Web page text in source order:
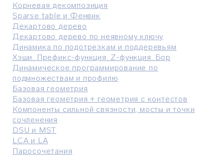
Корневая декомпозиция
Sparse table и Фенвик
Декартово дерево
Декартово дерево по неявному ключу
Динамика по подотрезкам и поддеревьям
Хэши. Префикс-функция. Z-функция. Бор
Динамическое программирование по
подмножествам и профилю
Базовая геометрия
Базовая геометрия + геометрия с контестов
Компоненты сильной связности, мосты и точки
сочленения
DSU и MST
LCA и LA
Паросочетания